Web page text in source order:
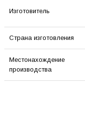
Изготовитель
Страна изготовления
Местонахождение
производства